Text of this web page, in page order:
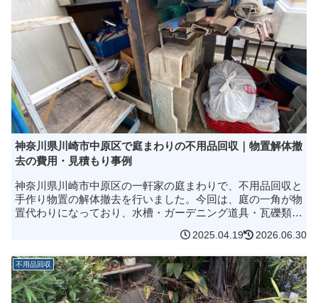
神奈川県川崎市中原区で庭まわりの不用品回収｜物置解体撤
去の費用・見積もり事例
神奈川県川崎市中原区の一軒家の庭まわりで、不用品回収と
手作り物置の解体撤去を行いました。今回は、庭の一角が物
置代わりになっており、水槽・ガーデニング道具・瓦礫類・
2025.04.19 2026.06.30
不用品回収